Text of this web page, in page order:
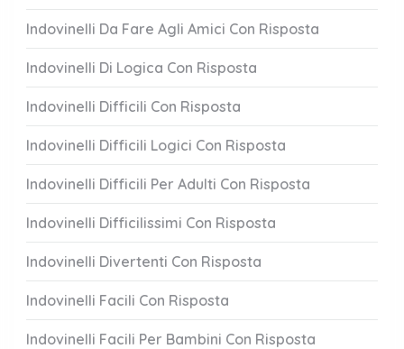
Indovinelli Da Fare Agli Amici Con Risposta
Indovinelli Di Logica Con Risposta
Indovinelli Difficili Con Risposta
Indovinelli Difficili Logici Con Risposta
Indovinelli Difficili Per Adulti Con Risposta
Indovinelli Difficilissimi Con Risposta
Indovinelli Divertenti Con Risposta
Indovinelli Facili Con Risposta
Indovinelli Facili Per Bambini Con Risposta